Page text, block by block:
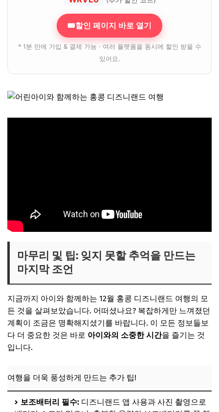
🎟할인 페이지 바로 열기
* 1분 만에 가입 & 결제 가능 · 여러 플랫폼을 동시에 할인 받을 수
있어요.
마무리 및 팁: 잊지 못할 추억을 만드는
마지막 조언
지금까지 아이와 함께하는 12월 홍콩 디즈니랜드 여행의 모
든 것을 살펴보았습니다. 어떠셨나요? 복잡하게만 느껴졌던
계획이 조금은 명확해지셨기를 바랍니다. 이 모든 정보들보
다 더 중요한 것은 바로 아이와의 소중한 시간을 즐기는 것
입니다.
여행을 더욱 풍성하게 만드는 추가 팁!
보조배터리 필수: 디즈니랜드 앱 사용과 사진 촬영으로